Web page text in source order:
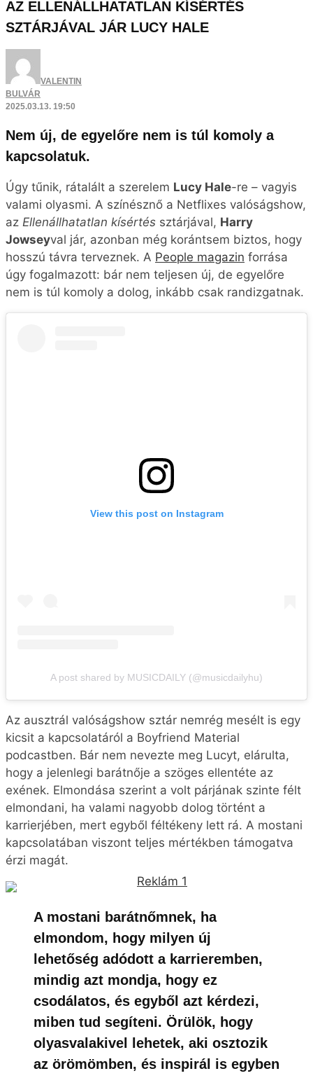
Úgy tűnik, rátalált a szerelemLucy Hale
azEllenállhatatlan kísértés
Jowseyval jár, azonban még korántsem biztos, hogy
hosszú távra terveznek. A
úgy fogalmazott: bár nem teljesen új, de egyelőre
nem is túl komoly a dolog, inkább csak randizgatnak.
A post shared by MUSICDAILY (@musicdailyhu)
kapcsolatában viszont teljes mértékben támogatva
érzi magát.
A mostani barátnőmnek, ha
elmondom, hogy milyen új
lehetőség adódott a karrieremben,
mindig azt mondja, hogy ez
csodálatos, és egyből azt kérdezi,
miben tud segíteni. Örülök, hogy
olyasvalakivel lehetek, aki osztozik
– mesélte.
A Zaynnel közös
gyereknevelésről mesélt
Gigi Hadid
A most 27 éves Harrynek a 2020-as Netflixes
valóságshow, azEllenállhatatlan kísértéshozta meg